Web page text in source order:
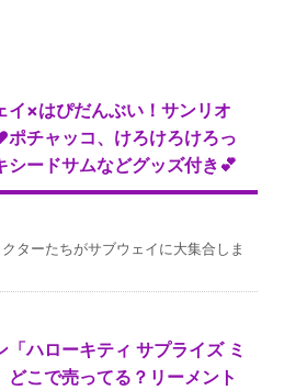
イ×はぴだんぶい！サンリオ
チャッコ、けろけろけろっ
シードサムなどグッズ付き💕
ターたちがサブウェイに大集合しま
「ハローキティ サプライズ ミ
どこで売ってる？リーメント